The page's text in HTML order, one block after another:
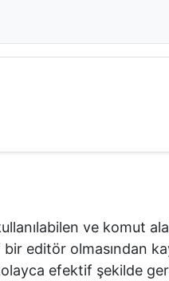
ve komut
bir editör olmasından
efektif şekilde